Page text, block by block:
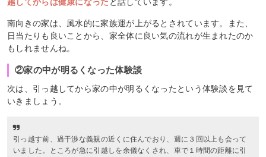
越してからは健康になった と話しています。
南向きの家は、風水的に家族運が上がるとされています。また、
日当たりも良いことから、家全体に良い気の流れが生まれたのか
もしれませんね。
②家の中が明るくなった体験談
次は、引っ越してから家の中が明るくなったという体験談を見て
いきましょう。
引っ越す前、過干渉な義親の近くに住んでおり、週に３回以上も会って
いました。ところが急に引越しを余儀なくされ、車で１時間の距離に引